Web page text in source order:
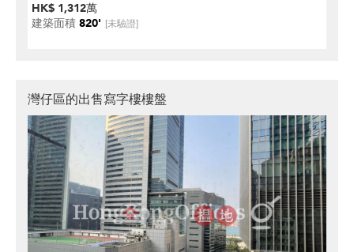
HK$ 1,312萬
建築面積 820' [未驗證]
灣仔區的出售寫字樓樓盤